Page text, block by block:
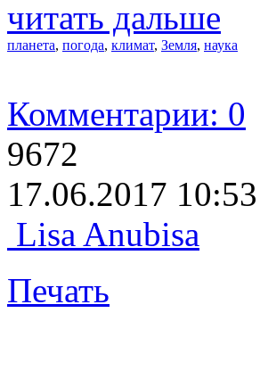
читать дальше
планета, погода, климат, Земля, наука
Комментарии: 0
9672
17.06.2017 10:53
Lisa Anubisa
Печать